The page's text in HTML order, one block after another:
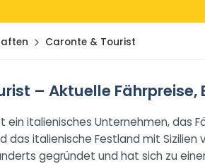
Caronte & Tourist
– Aktuelle Fährpreise,
ein italienisches Unternehmen, das
das italienische Festland mit Sizilien
gegründet und hat sich zu